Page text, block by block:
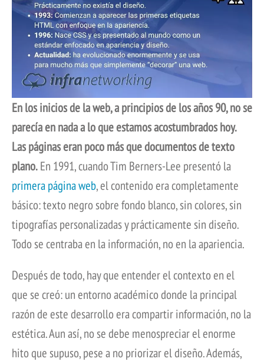
En los inicios de la web, a principios de los años 90, no se
parecía en nada a lo que estamos acostumbrados hoy.
Las páginas eran poco más que documentos de texto
plano.En 1991, cuando Tim Berners-Lee presentó la
primera página web, el contenido era completamente
básico: texto negro sobre fondo blanco, sin colores, sin
tipografías personalizadas y prácticamente sin diseño.
Todo se centraba en la información, no en la apariencia.
Después de todo, hay que entender el contexto en el
que se creó: un entorno académico donde la principal
razón de este desarrollo era compartir información, no la
estética. Aun así, no se debe menospreciar el enorme
hito que supuso, pese a no priorizar el diseño. Además,